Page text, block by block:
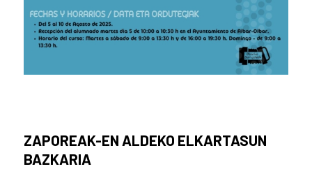
ZAPOREAK-EN ALDEKO ELKARTASUN
BAZKARIA